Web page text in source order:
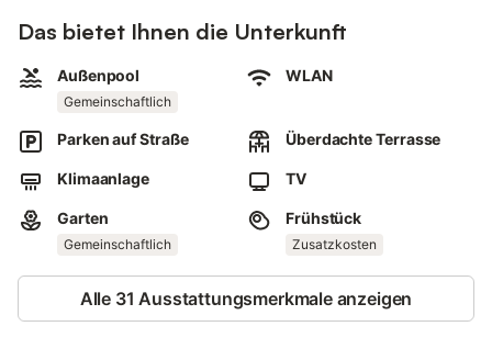
Das bietet Ihnen die Unterkunft
Außenpool
Gemeinschaftlich
WLAN
Parken auf Straße Überdachte Terrasse
Klimaanlage TV
Garten
Gemeinschaftlich
Frühstück
Zusatzkosten
Alle 31 Ausstattungsmerkmale anzeigen